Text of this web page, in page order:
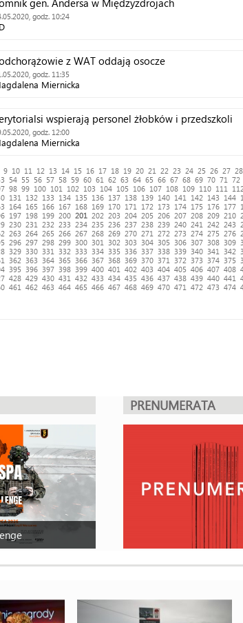
gen. Andersa w Międzyzdrojach
godz. 10:24
z WAT oddają osocze
godz. 11:35
Miernicka
wspierają personel żłobków i przedszkoli
godz. 12:00
Miernicka
9 10 11 12 13 14 15 16 17 18 19 20 21 22 23 24 25 26 27 28
54 55 56 57 58 59 60 61 62 63 64 65 66 67 68 69 70 71 72
98 99 100 101 102 103 104 105 106 107 108 109 110 111 112
131 132 133 134 135 136 137 138 139 140 141 142 143 144
164 165 166 167 168 169 170 171 172 173 174 175 176 177
197 198 199 200 201 202 203 204 205 206 207 208 209 210
230 231 232 233 234 235 236 237 238 239 240 241 242 243
263 264 265 266 267 268 269 270 271 272 273 274 275 276
296 297 298 299 300 301 302 303 304 305 306 307 308 309
329 330 331 332 333 334 335 336 337 338 339 340 341 342
362 363 364 365 366 367 368 369 370 371 372 373 374 375
395 396 397 398 399 400 401 402 403 404 405 406 407 408
428 429 430 431 432 433 434 435 436 437 438 439 440 441
461 462 463 464 465 466 467 468 469 470 471 472 473 474
PRENUMERATA